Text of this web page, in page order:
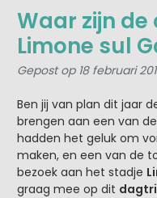
Waar zijn
Limone sul
Gepost op 18 februari
Ben jij van plan dit jaar
brengen aan een van
hadden het geluk om
maken, en een van de
bezoek aan het stadje
graag mee op dit